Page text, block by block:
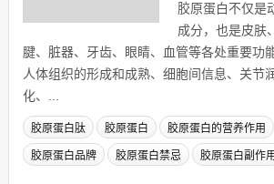
胶原蛋白不仅是
成分，也是皮肤
腱、脏器、牙齿、眼睛、血管等各处重要功
人体组织的形成和成熟、细胞间信息、关节
化、...
胶原蛋白肽 胶原蛋白 胶原蛋白的营养作用
胶原蛋白品牌 胶原蛋白禁忌 胶原蛋白副作用